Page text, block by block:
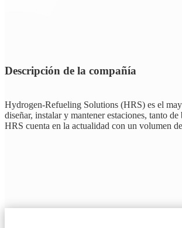
Descripción de la compañía
Hydrogen-Refueling Solutions (HRS) es el
diseñar, instalar y mantener estaciones, tanto
HRS cuenta en la actualidad con un volumen